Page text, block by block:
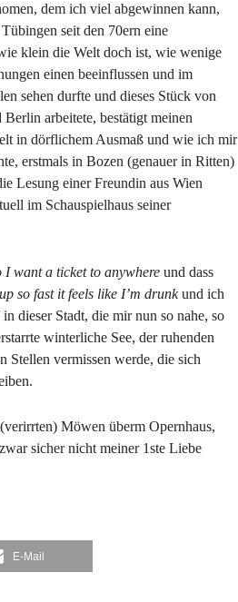
dem ich viel abgewinnen kann,
seit den 70ern eine
klein die Welt doch ist, wie wenige
einen beeinflussen und im
sehen durfte und dieses Stück von
arbeitete, bestätigt meinen
in dörflichem Ausmaß und wie ich mir
erstmals in Bozen (genauer in Ritten)
Lesung einer Freundin aus Wien
im Schauspielhaus seiner
I want a ticket to anywhere und dass
so fast it feels like I’m drunkund ich
dieser Stadt, die mir nun so nahe, so
winterliche See, der ruhenden
Stellen vermissen werde, die sich
Möwen überm Opernhaus,
sicher nicht meiner 1ste Liebe
E-Mail